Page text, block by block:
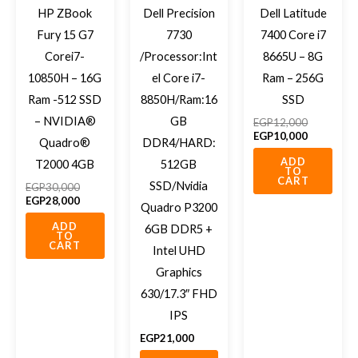
HP ZBook
Fury 15 G7
Corei7-
10850H – 16G
Ram -512 SSD
– NVIDIA®
Quadro®
T2000 4GB
EGP30,000
EGP28,000
ADD
TO
CART
Dell Precision
7730
/Processor:Int
el Core i7-
8850H/Ram:16
GB
DDR4/HARD:
512GB
SSD/Nvidia
Quadro P3200
6GB DDR5 +
Intel UHD
Graphics
630/17.3″ FHD
IPS
EGP21,000
Dell Latitude
7400 Core i7
8665U – 8G
Ram – 256G
SSD
EGP12,000
EGP10,000
ADD
TO
CART